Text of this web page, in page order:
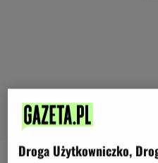
Droga Użytkowniczko,